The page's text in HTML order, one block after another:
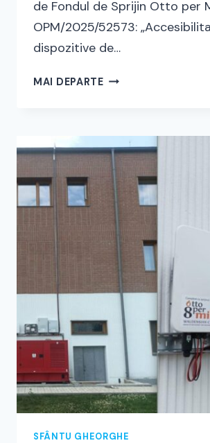
de Fondul de Sprijin Otto per
OPM/2025/52573:
dispozitive de…
MAI DEPARTEIMPLEMENTAREA
PRIN
FONDUL
DE
SPRIJIN
MILLE:
ACCESIBILITATE
DISPOZITIVE
SPECIALE
DE
SPRIJIN
SFÂNTU GHEORGHE